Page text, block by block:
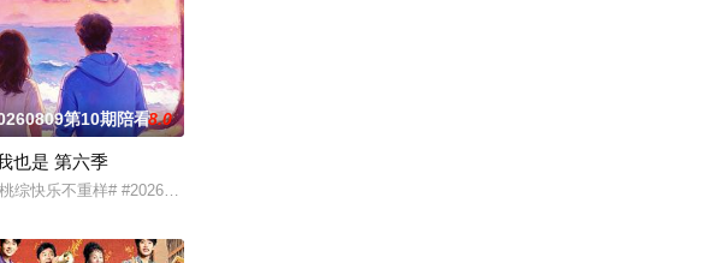
有人民调解员、律师、心
集结于此，他们来自不同疆域:荧幕传奇x舞台王者x跨界
第二季全面升维！从“单人寻宝”升级“双人寻宝模式”，换乘不同搭档双强组队，化学反应拉满
第10期陪看8.0
也是 第六季
综快乐不重样# #2026爱奇艺新生片单# #喜欢你我也是# 第六季暖心回归！恋综IP携“恋爱旅行季”而